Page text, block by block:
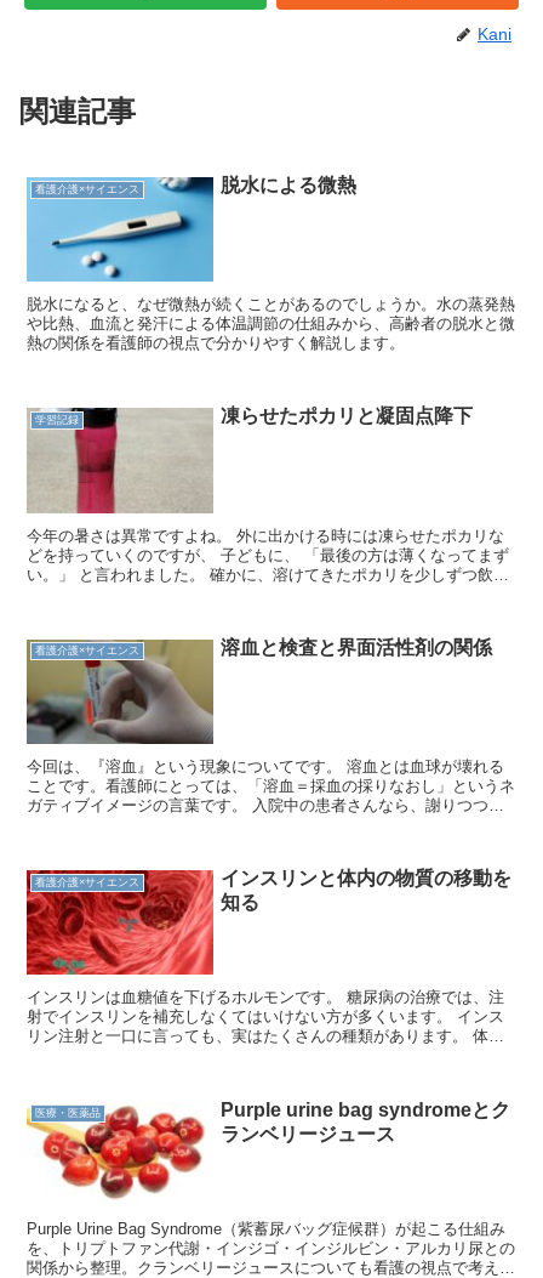
Kani
関連記事
看護介護×サイエンス 脱水による微熱
脱水になると、なぜ微熱が続くことがあるのでしょうか。水の蒸発熱
や比熱、血流と発汗による体温調節の仕組みから、高齢者の脱水と微
熱の関係を看護師の視点で分かりやすく解説します。
学習記録 凍らせたポカリと凝固点降下
今年の暑さは異常ですよね。 外に出かける時には凍らせたポカリな
どを持っていくのですが、 子どもに、 「最後の方は薄くなってまず
い。」 と言われました。 確かに、溶けてきたポカリを少しずつ飲ん
て、子どもにもちゃんと説明すべく、ポカリスエットが凍って溶ける
際に何が起こっているのかを詳しく見ていきます。
看護介護×サイエンス 溶血と検査と界面活性剤の関係
今回は、『溶血』という現象についてです。 溶血とは血球が壊れる
ことです。看護師にとっては、「溶血＝採血の採りなおし」というネ
ガティブイメージの言葉です。 入院中の患者さんなら、謝りつつ採
ブルではありますが、一方で意図的に溶血を利用する検査項目も存在
します。 この記事では、溶血とは何か、なぜ検査に影響を与えるの
か、そして溶血を活用する技術について解説していきます。 ※本記
事は個人的な経験や調査に基づき執筆しております。 情報の正確性
や最新性を保証するものではありません。
看護介護×サイエンス
インスリンと体内の物質の移動を
知る
インスリンは血糖値を下げるホルモンです。 糖尿病の治療では、注
射でインスリンを補充しなくてはいけない方が多くいます。 インス
リン注射と一口に言っても、実はたくさんの種類があります。 体内
について知るには、まずはインスリンというホルモンが体内でどのよ
うに働いているのかを理解しなくてはなりません。 この記事では、
インスリンというホルモンについて、体内の物質の移動など基礎的な
知識とともに解説していきます。
医療・医薬品
Purple urine bag syndromeとク
ランベリージュース
Purple Urine Bag Syndrome（紫蓄尿バッグ症候群）が起こる仕組み
を、トリプトファン代謝・インジゴ・インジルビン・アルカリ尿との
関係から整理。クランベリージュースについても看護の視点で考えま